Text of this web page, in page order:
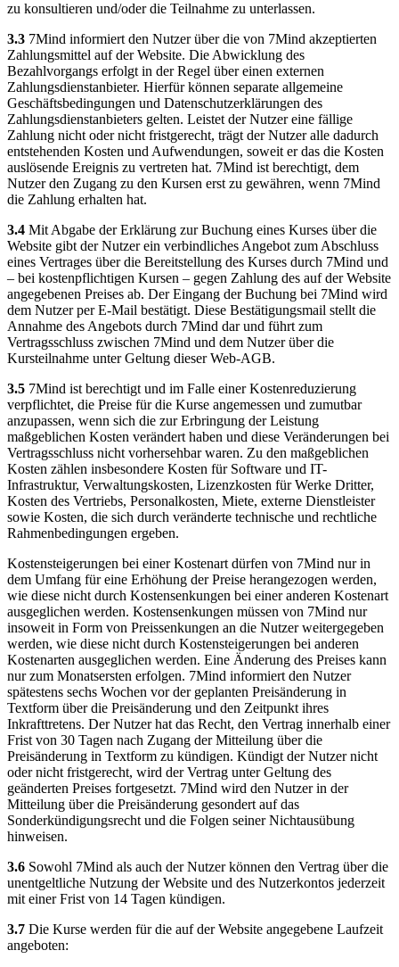
zu konsultieren und/oder die Teilnahme zu unterlassen.
3.3 7Mind informiert den Nutzer über die von 7Mind akzeptierten
Zahlungsmittel auf der Website. Die Abwicklung des
Bezahlvorgangs erfolgt in der Regel über einen externen
Zahlungsdienstanbieter. Hierfür können separate allgemeine
Geschäftsbedingungen und Datenschutzerklärungen des
Zahlungsdienstanbieters gelten. Leistet der Nutzer eine fällige
Zahlung nicht oder nicht fristgerecht, trägt der Nutzer alle dadurch
entstehenden Kosten und Aufwendungen, soweit er das die Kosten
auslösende Ereignis zu vertreten hat. 7Mind ist berechtigt, dem
Nutzer den Zugang zu den Kursen erst zu gewähren, wenn 7Mind
die Zahlung erhalten hat.
3.4 Mit Abgabe der Erklärung zur Buchung eines Kurses über die
Website gibt der Nutzer ein verbindliches Angebot zum Abschluss
eines Vertrages über die Bereitstellung des Kurses durch 7Mind und
– bei kostenpflichtigen Kursen – gegen Zahlung des auf der Website
angegebenen Preises ab. Der Eingang der Buchung bei 7Mind wird
dem Nutzer per E-Mail bestätigt. Diese Bestätigungsmail stellt die
Annahme des Angebots durch 7Mind dar und führt zum
Vertragsschluss zwischen 7Mind und dem Nutzer über die
Kursteilnahme unter Geltung dieser Web-AGB.
3.5 7Mind ist berechtigt und im Falle einer Kostenreduzierung
verpflichtet, die Preise für die Kurse angemessen und zumutbar
anzupassen, wenn sich die zur Erbringung der Leistung
maßgeblichen Kosten verändert haben und diese Veränderungen bei
Vertragsschluss nicht vorhersehbar waren. Zu den maßgeblichen
Kosten zählen insbesondere Kosten für Software und IT-
Infrastruktur, Verwaltungskosten, Lizenzkosten für Werke Dritter,
Kosten des Vertriebs, Personalkosten, Miete, externe Dienstleister
sowie Kosten, die sich durch veränderte technische und rechtliche
Rahmenbedingungen ergeben.
Kostensteigerungen bei einer Kostenart dürfen von 7Mind nur in
dem Umfang für eine Erhöhung der Preise herangezogen werden,
wie diese nicht durch Kostensenkungen bei einer anderen Kostenart
ausgeglichen werden. Kostensenkungen müssen von 7Mind nur
insoweit in Form von Preissenkungen an die Nutzer weitergegeben
werden, wie diese nicht durch Kostensteigerungen bei anderen
Kostenarten ausgeglichen werden. Eine Änderung des Preises kann
nur zum Monatsersten erfolgen. 7Mind informiert den Nutzer
spätestens sechs Wochen vor der geplanten Preisänderung in
Textform über die Preisänderung und den Zeitpunkt ihres
Inkrafttretens. Der Nutzer hat das Recht, den Vertrag innerhalb einer
Frist von 30 Tagen nach Zugang der Mitteilung über die
Preisänderung in Textform zu kündigen. Kündigt der Nutzer nicht
oder nicht fristgerecht, wird der Vertrag unter Geltung des
geänderten Preises fortgesetzt. 7Mind wird den Nutzer in der
Mitteilung über die Preisänderung gesondert auf das
Sonderkündigungsrecht und die Folgen seiner Nichtausübung
hinweisen.
3.6 Sowohl 7Mind als auch der Nutzer können den Vertrag über die
unentgeltliche Nutzung der Website und des Nutzerkontos jederzeit
mit einer Frist von 14 Tagen kündigen.
3.7 Die Kurse werden für die auf der Website angegebene Laufzeit
angeboten: